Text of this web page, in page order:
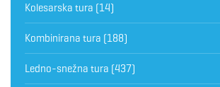
Kolesarska tura (14)
Kombinirana tura (188)
Ledno-snežna tura (437)